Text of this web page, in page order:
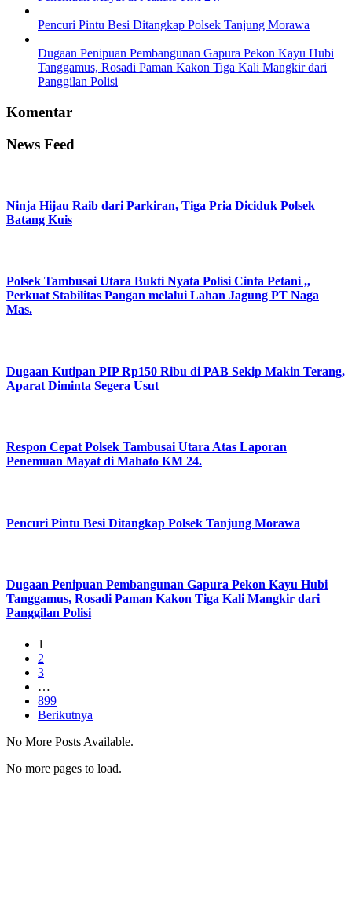
Pencuri Pintu Besi Ditangkap Polsek Tanjung Morawa
Dugaan Penipuan Pembangunan Gapura Pekon Kayu Hubi
Tanggamus, Rosadi Paman Kakon Tiga Kali Mangkir dari
Panggilan Polisi
Komentar
News Feed
Ninja Hijau Raib dari Parkiran, Tiga Pria Diciduk Polsek
Batang Kuis
Polsek Tambusai Utara Bukti Nyata Polisi Cinta Petani ,,
Perkuat Stabilitas Pangan melalui Lahan Jagung PT Naga
Mas.
Dugaan Kutipan PIP Rp150 Ribu di PAB Sekip Makin Terang,
Aparat Diminta Segera Usut
Respon Cepat Polsek Tambusai Utara Atas Laporan
Penemuan Mayat di Mahato KM 24.
Pencuri Pintu Besi Ditangkap Polsek Tanjung Morawa
Dugaan Penipuan Pembangunan Gapura Pekon Kayu Hubi
Tanggamus, Rosadi Paman Kakon Tiga Kali Mangkir dari
Panggilan Polisi
1
2
3
…
899
Berikutnya
No More Posts Available.
No more pages to load.